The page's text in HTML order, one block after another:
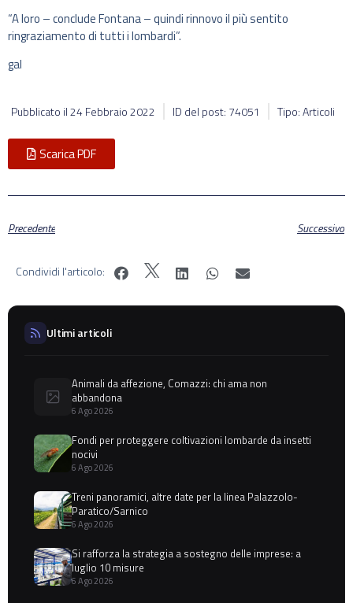
“A loro – conclude Fontana – quindi rinnovo il più sentito
ringraziamento di tutti i lombardi”.
gal
Pubblicato il24 Febbraio 2022 ID del post: 74051 Tipo: Articoli
Scarica PDF
Precedente Successivo
Condividi l'articolo:
Ultimi articoli
Animali da affezione, Comazzi: chi ama non
abbandona
6 Ago 2026
Fondi per proteggere coltivazioni lombarde da insetti
nocivi
6 Ago 2026
Treni panoramici, altre date per la linea Palazzolo-
Paratico/Sarnico
6 Ago 2026
Si rafforza la strategia a sostegno delle imprese: a
luglio 10 misure
6 Ago 2026